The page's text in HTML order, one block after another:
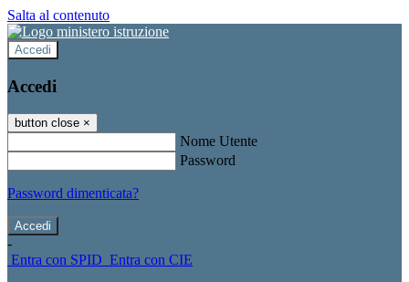
Salta al contenuto
Accedi
Accedi
button close ×
Nome Utente
Password
Password dimenticata?
-
Entra con SPID Entra con CIE